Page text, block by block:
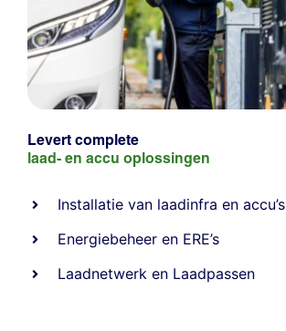
Levert complete
laad- en accu oplossingen
Installatie van laadinfra en accu’s
Energiebeheer en ERE’s
Laadnetwerk en Laadpassen